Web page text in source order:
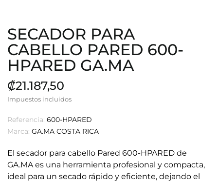
SECADOR PARA
CABELLO PARED 600-
HPARED GA.MA
₡21.187,50
Impuestos incluidos
Referencia: 600-HPARED
Marca: GA.MA COSTA RICA
El secador para cabello Pared 600-HPARED de
GA.MA es una herramienta profesional y compacta,
ideal para un secado rápido y eficiente, dejando el